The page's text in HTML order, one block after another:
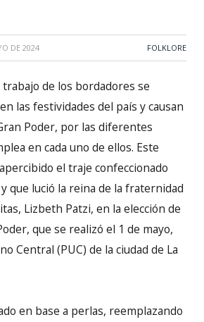
DE 2024 FOLKLORE
trabajo de los bordadores se
las festividades del país y causan
Poder, por las diferentes
en cada uno de ellos. Este
el traje confeccionado
que lució la reina de la fraternidad
Lizbeth Patzi, en la elección de
que se realizó el 1 de mayo,
Central (PUC) de la ciudad de La
en base a perlas, reemplazando